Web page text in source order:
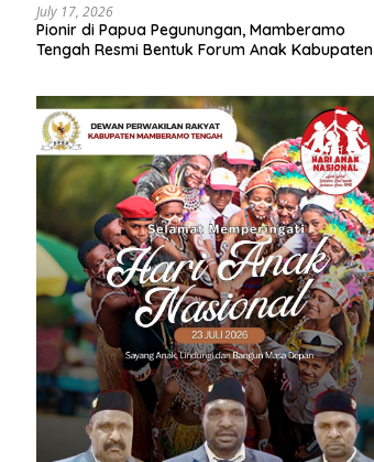
July 17, 2026
Pionir di Papua Pegunungan, Mamberamo
Tengah Resmi Bentuk Forum Anak Kabupaten